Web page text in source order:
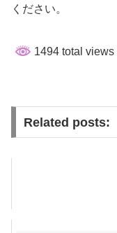
ください。
1494 total views
Related posts: